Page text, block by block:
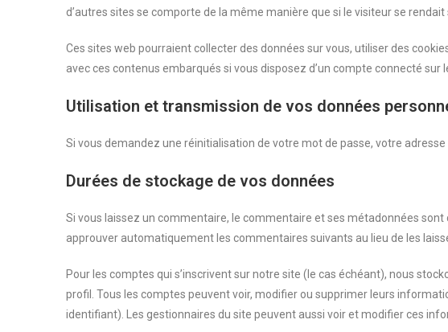
d’autres sites se comporte de la même manière que si le visiteur se rendait
Ces sites web pourraient collecter des données sur vous, utiliser des
avec ces contenus embarqués si vous disposez d’un compte connecté sur
Utilisation et transmission de vos données
Si vous demandez une réinitialisation de votre mot de passe, votre adresse
Durées de stockage de vos données
Si vous laissez un commentaire, le commentaire et ses métadonnées
approuver automatiquement les commentaires suivants au lieu de les
Pour les comptes qui s’inscrivent sur notre site (le cas échéant), nous
profil. Tous les comptes peuvent voir, modifier ou supprimer leurs
identifiant). Les gestionnaires du site peuvent aussi voir et modifier ces